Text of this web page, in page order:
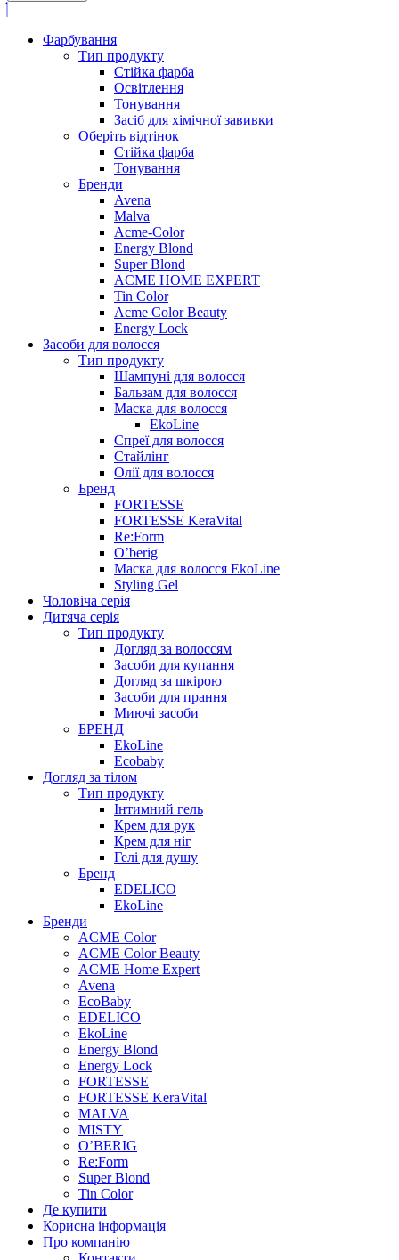
Фарбування
Тип продукту
Стійка фарба
Освітлення
Тонування
Засіб для хімічної завивки
Оберіть відтінок
Стійка фарба
Тонування
Бренди
Avena
Malva
Acme-Color
Energy Blond
Super Blond
ACME HOME EXPERT
Tin Color
Acme Color Beauty
Energy Lock
Засоби для волосся
Тип продукту
Шампуні для волосся
Бальзам для волосся
Маска для волосся
EkoLine
Спреї для волосся
Стайлінг
Олії для волосся
Бренд
FORTESSE
FORTESSE KeraVital
Re:Form
O’berig
Маска для волосся EkoLine
Styling Gel
Чоловіча серія
Дитяча серія
Тип продукту
Догляд за волоссям
Засоби для купання
Догляд за шкірою
Засоби для прання
Миючі засоби
БРЕНД
EkoLine
Ecobaby
Догляд за тілом
Тип продукту
Інтимний гель
Крем для рук
Крем для ніг
Гелі для душу
Бренд
EDELICO
EkoLine
Бренди
ACME Color
ACME Color Beauty
ACME Home Expert
Avena
EcoBaby
EDELICO
EkoLine
Energy Blond
Energy Lock
FORTESSE
FORTESSE KeraVital
MALVA
MISTY
O’BERIG
Re:Form
Super Blond
Tin Color
Де купити
Корисна інформація
Про компанію